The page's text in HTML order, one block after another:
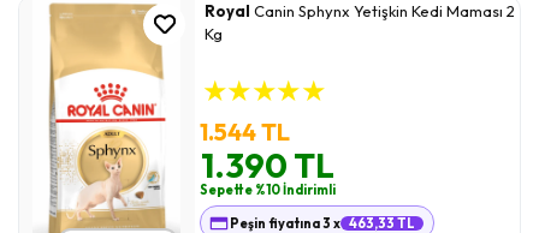
Royal Canin Sphynx Yetişkin Kedi Maması 2
Kg
★★★★★
1.544 TL
1.390 TL
Sepette %10 İndirimli
Peşin fiyatına 3 x 463,33 TL